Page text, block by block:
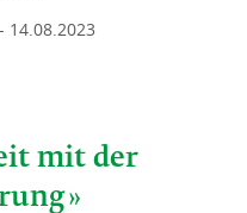
14.08.2023
mit der